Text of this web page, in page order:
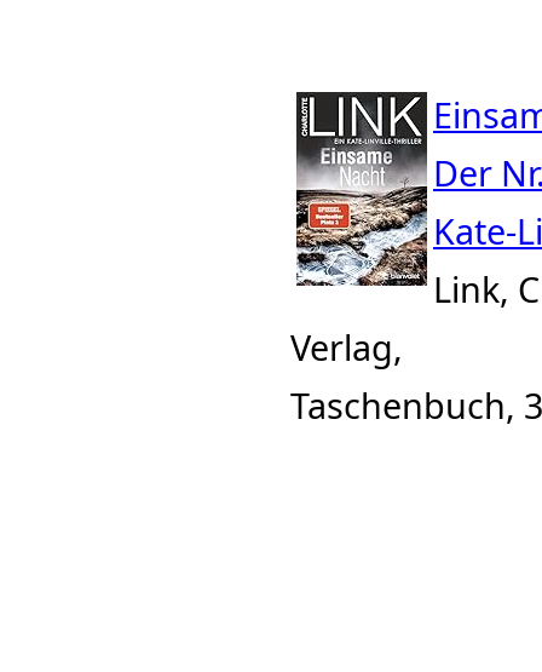
Der
Kate-
Link,
Verlag,
Taschenbuch,